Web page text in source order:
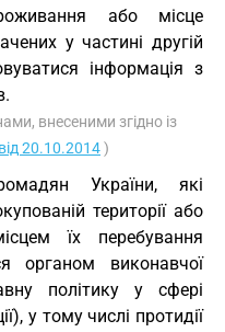
або місце
у частині другій
інформація з
внесеними згідно із
20.10.2014)
України, які
території або
їх перебування
органом виконавчої
політику у сфері
у тому числі протидії